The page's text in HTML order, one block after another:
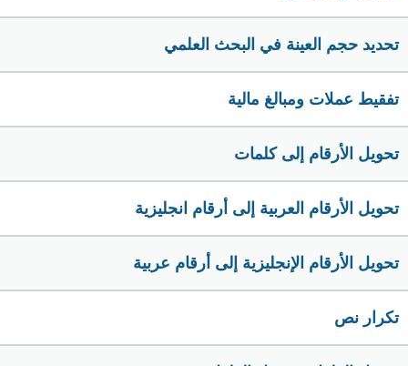
تحديد حجم العينة في البحث العلمي
تفقيط عملات ومبالغ مالية
تحويل الأرقام إلى كلمات
تحويل الأرقام العربية إلى أرقام انجليزية
تحويل الأرقام الإنجليزية إلى أرقام عربية
تكرار نص